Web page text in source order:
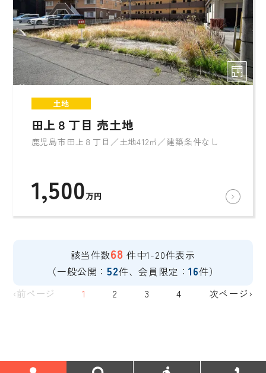
土地
田上８丁目 売土地
鹿児島市田上８丁目／土地412㎡／建築条件なし
1,500万円
該当件数68 件中1-20件表示
（一般公開：52件、会員限定：16件）
‹前ページ
1 2 3 4 次ページ›